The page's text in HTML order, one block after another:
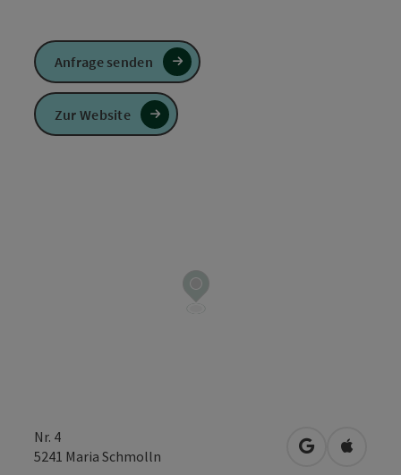
Nr. 4
5241 Maria Schmolln in Google
in
Anfrage senden
Zur Website